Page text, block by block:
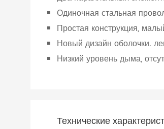
Одиночная стальная
Простая конструкция,
Новый дизайн оболочки.
Низкий уровень дыма,
Технические